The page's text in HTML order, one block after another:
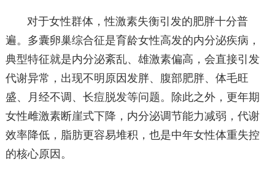
对于女性群体，性激素失衡引发的肥胖十分普
遍。多囊卵巢综合征是育龄女性高发的内分泌疾病，
典型特征就是内分泌紊乱、雄激素偏高，会直接引发
代谢异常，出现不明原因发胖、腹部肥胖、体毛旺
盛、月经不调、长痘脱发等问题。除此之外，更年期
女性雌激素断崖式下降，内分泌调节能力减弱，代谢
效率降低，脂肪更容易堆积，也是中年女性体重失控
的核心原因。